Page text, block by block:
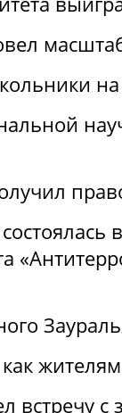
встречу